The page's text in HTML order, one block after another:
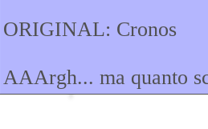
ORIGINAL: Cronos
AAArgh... ma quanto